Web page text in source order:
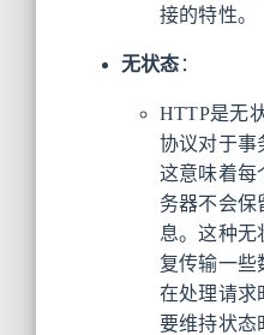
接的特性。
无状态 ：
HTTP是无
协议对于事
这意味着每
务器不会保
息。这种无
复传输一些
在处理请求
要维持状态